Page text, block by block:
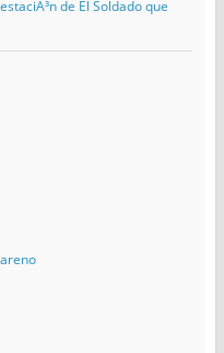
de El Soldado que